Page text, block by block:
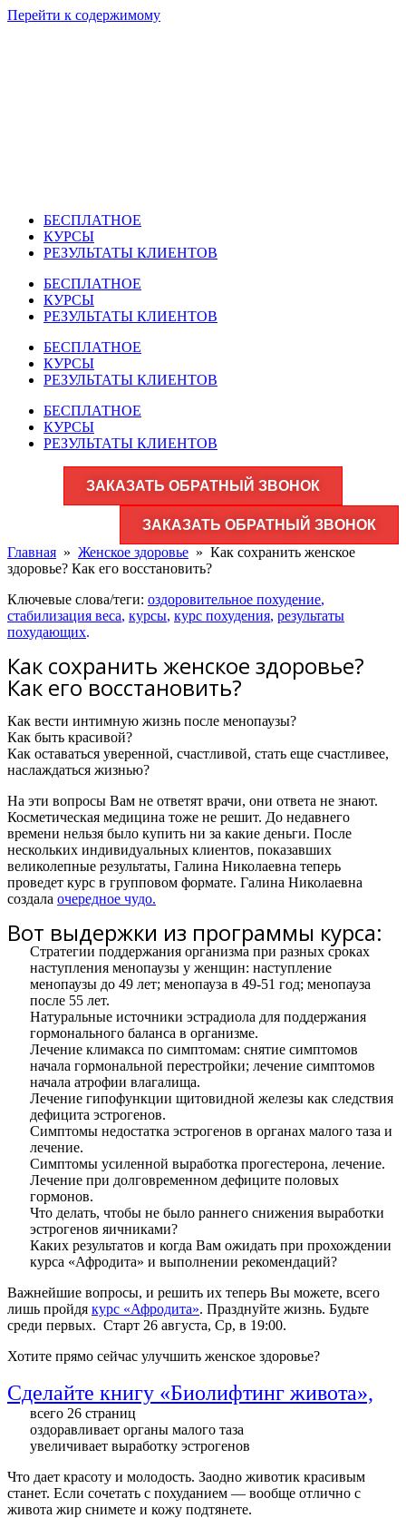
Перейти к содержимому
БЕСПЛАТНОЕ
КУРСЫ
РЕЗУЛЬТАТЫ КЛИЕНТОВ
БЕСПЛАТНОЕ
КУРСЫ
РЕЗУЛЬТАТЫ КЛИЕНТОВ
БЕСПЛАТНОЕ
КУРСЫ
РЕЗУЛЬТАТЫ КЛИЕНТОВ
БЕСПЛАТНОЕ
КУРСЫ
РЕЗУЛЬТАТЫ КЛИЕНТОВ
ЗАКАЗАТЬ ОБРАТНЫЙ ЗВОНОК
ЗАКАЗАТЬ ОБРАТНЫЙ ЗВОНОК
Главная » Женское здоровье​ » Как сохранить женское
здоровье? Как его восстановить?
Ключевые слова/теги: оздоровительное похудение,
стабилизация веса, курсы, курс похудения, результаты
похудающих.
Как сохранить женское здоровье?
Как его восстановить?
Как вести интимную жизнь после менопаузы?
Как быть красивой?
Как оставаться уверенной, счастливой, стать еще счастливее,
наслаждаться жизнью?
На эти вопросы Вам не ответят врачи, они ответа не знают.
Косметическая медицина тоже не решит. До недавнего
времени нельзя было купить ни за какие деньги. После
нескольких индивидуальных клиентов, показавших
великолепные результаты, Галина Николаевна теперь
проведет курс в групповом формате. Галина Николаевна
создала очередное чудо.
Вот выдержки из программы курса:
Стратегии поддержания организма при разных сроках
наступления менопаузы у женщин: наступление
менопаузы до 49 лет; менопауза в 49-51 год; менопауза
после 55 лет.
Натуральные источники эстрадиола для поддержания
гормонального баланса в организме.
Лечение климакса по симптомам: снятие симптомов
начала гормональной перестройки; лечение симптомов
начала атрофии влагалища.
Лечение гипофункции щитовидной железы как следствия
дефицита эстрогенов.
Симптомы недостатка эстрогенов в органах малого таза и
лечение.
Симптомы усиленной выработка прогестерона, лечение.
Лечение при долговременном дефиците половых
гормонов.
Что делать, чтобы не было раннего снижения выработки
эстрогенов яичниками?
Каких результатов и когда Вам ожидать при прохождении
курса «Афродита» и выполнении рекомендаций?
Важнейшие вопросы, и решить их теперь Вы можете, всего
лишь пройдя курс «Афродита». Празднуйте жизнь. Будьте
среди первых. Старт 26 августа, Ср, в 19:00.
Хотите прямо сейчас улучшить женское здоровье?
Сделайте книгу «Биолифтинг живота»,
всего 26 страниц
оздоравливает органы малого таза
увеличивает выработку эстрогенов
Что дает красоту и молодость. Заодно животик красивым
станет. Если сочетать с похуданием — вообще отлично с
живота жир снимете и кожу подтянете.